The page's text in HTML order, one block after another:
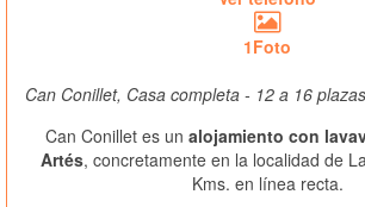
1Foto
Can Conillet, Casa completa - 12 a 16 plazas
Can Conillet es un alojamiento con
Artés, concretamente en la localidad de
Kms. en línea recta.